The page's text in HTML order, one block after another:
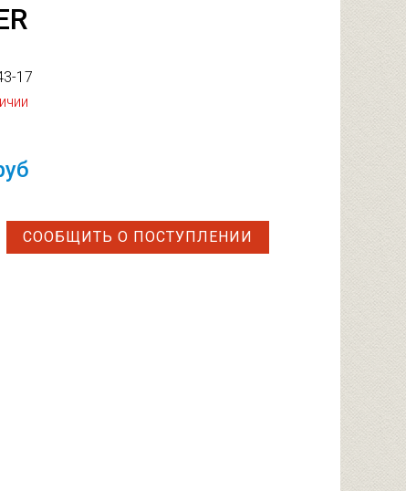
17
СООБЩИТЬ О ПОСТУПЛЕНИИ